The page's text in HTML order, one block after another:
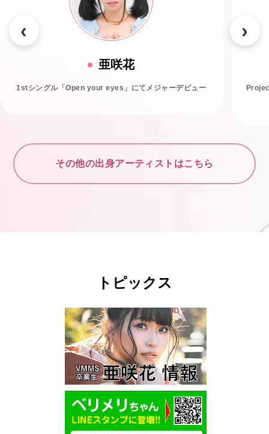
亜咲花
1stシングル「Open your eyes」にてメジャーデビュー
その他の出身アーティストはこちら
トピックス